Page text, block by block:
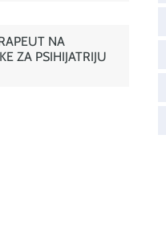
NA
ZA PSIHIJATRIJU